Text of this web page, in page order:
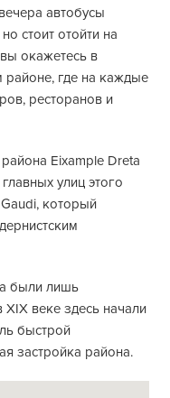
автобусы
стоит отойти на
окажетесь в
районе, где на каждые
ресторанов и
Eixample Dreta
улиц этого
который
были лишь
XIX веке здесь начали
быстрой
застройка района.